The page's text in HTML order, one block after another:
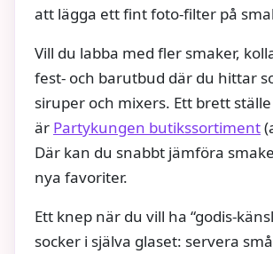
att lägga ett fint foto-filter på
Vill du labba med fler smaker,
fest- och barutbud där du hittar
siruper och mixers. Ett brett
är Partykungen butikssortiment
Där kan du snabbt jämföra
nya favoriter.
Ett knep när du vill ha “godis-
socker i själva glaset: servera